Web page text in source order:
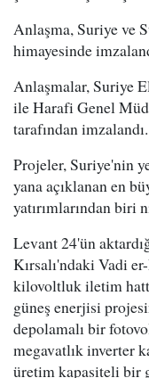
Anlaşma, Suriye ve
himayesinde
Anlaşmalar, Suriye
ile Harafi Genel
tarafından imzalandı.
Projeler, Suriye'nin
yana açıklanan en
yatırımlarından biri
Levant 24'ün
Kırsalı'ndaki Vadi
kilovoltluk iletim
güneş enerjisi
depolamalı bir
megavatlık inverter
üretim kapasiteli bir